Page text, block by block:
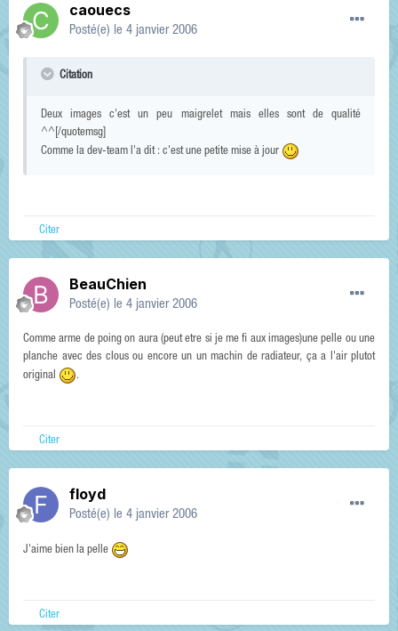
caouecs
Posté(e) le 4 janvier 2006
Citation
Deux images c'est un peu maigrelet mais elles sont de qualité
^^[/quotemsg]
Comme la dev-team l'a dit : c'est une petite mise à jour
Citer
BeauChien
Posté(e) le 4 janvier 2006
Comme arme de poing on aura (peut etre si je me fi aux images)une pelle ou une
planche avec des clous ou encore un un machin de radiateur, ça a l'air plutot
original
.
Citer
floyd
Posté(e) le 4 janvier 2006
J'aime bien la pelle
Citer